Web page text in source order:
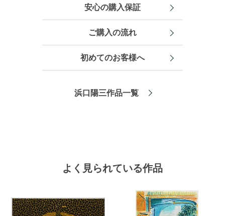
安心の購入保証
ご購入の流れ
初めてのお客様へ
浜口陽三作品一覧
よく見られている作品